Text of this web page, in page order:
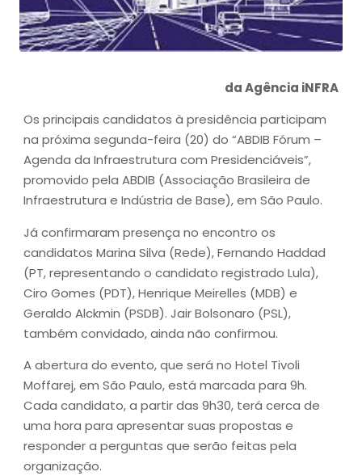
da Agência iNFRA
Os principais candidatos à presidência participam
na próxima segunda-feira (20) do “ABDIB Fórum –
Agenda da Infraestrutura com Presidenciáveis”,
promovido pela ABDIB (Associação Brasileira de
Infraestrutura e Indústria de Base), em São Paulo.
Já confirmaram presença no encontro os
candidatos Marina Silva (Rede), Fernando Haddad
(PT, representando o candidato registrado Lula),
Ciro Gomes (PDT), Henrique Meirelles (MDB) e
Geraldo Alckmin (PSDB). Jair Bolsonaro (PSL),
também convidado, ainda não confirmou.
A abertura do evento, que será no Hotel Tivoli
Moffarej, em São Paulo, está marcada para 9h.
Cada candidato, a partir das 9h30, terá cerca de
uma hora para apresentar suas propostas e
responder a perguntas que serão feitas pela
organização.